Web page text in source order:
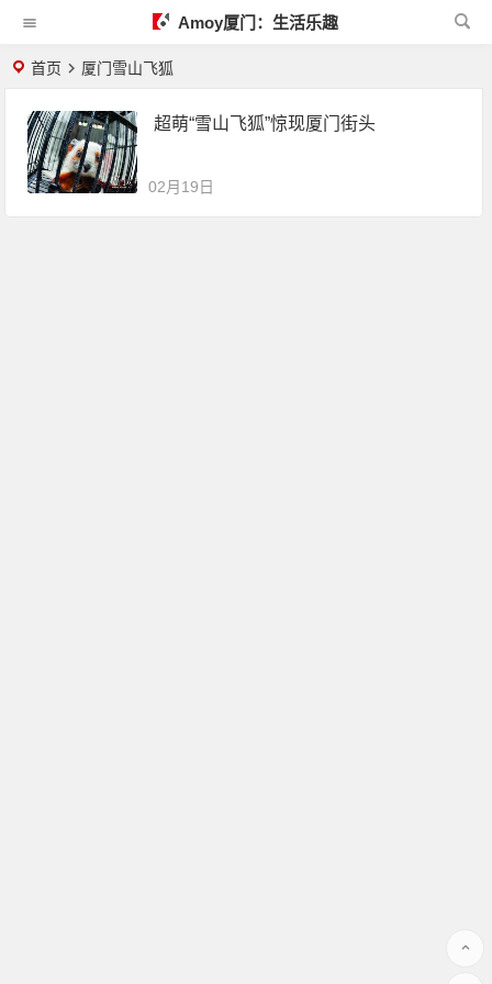
Amoy厦门：生活乐趣
首页 厦门雪山飞狐
超萌“雪山飞狐”惊现厦门街头
02月19日